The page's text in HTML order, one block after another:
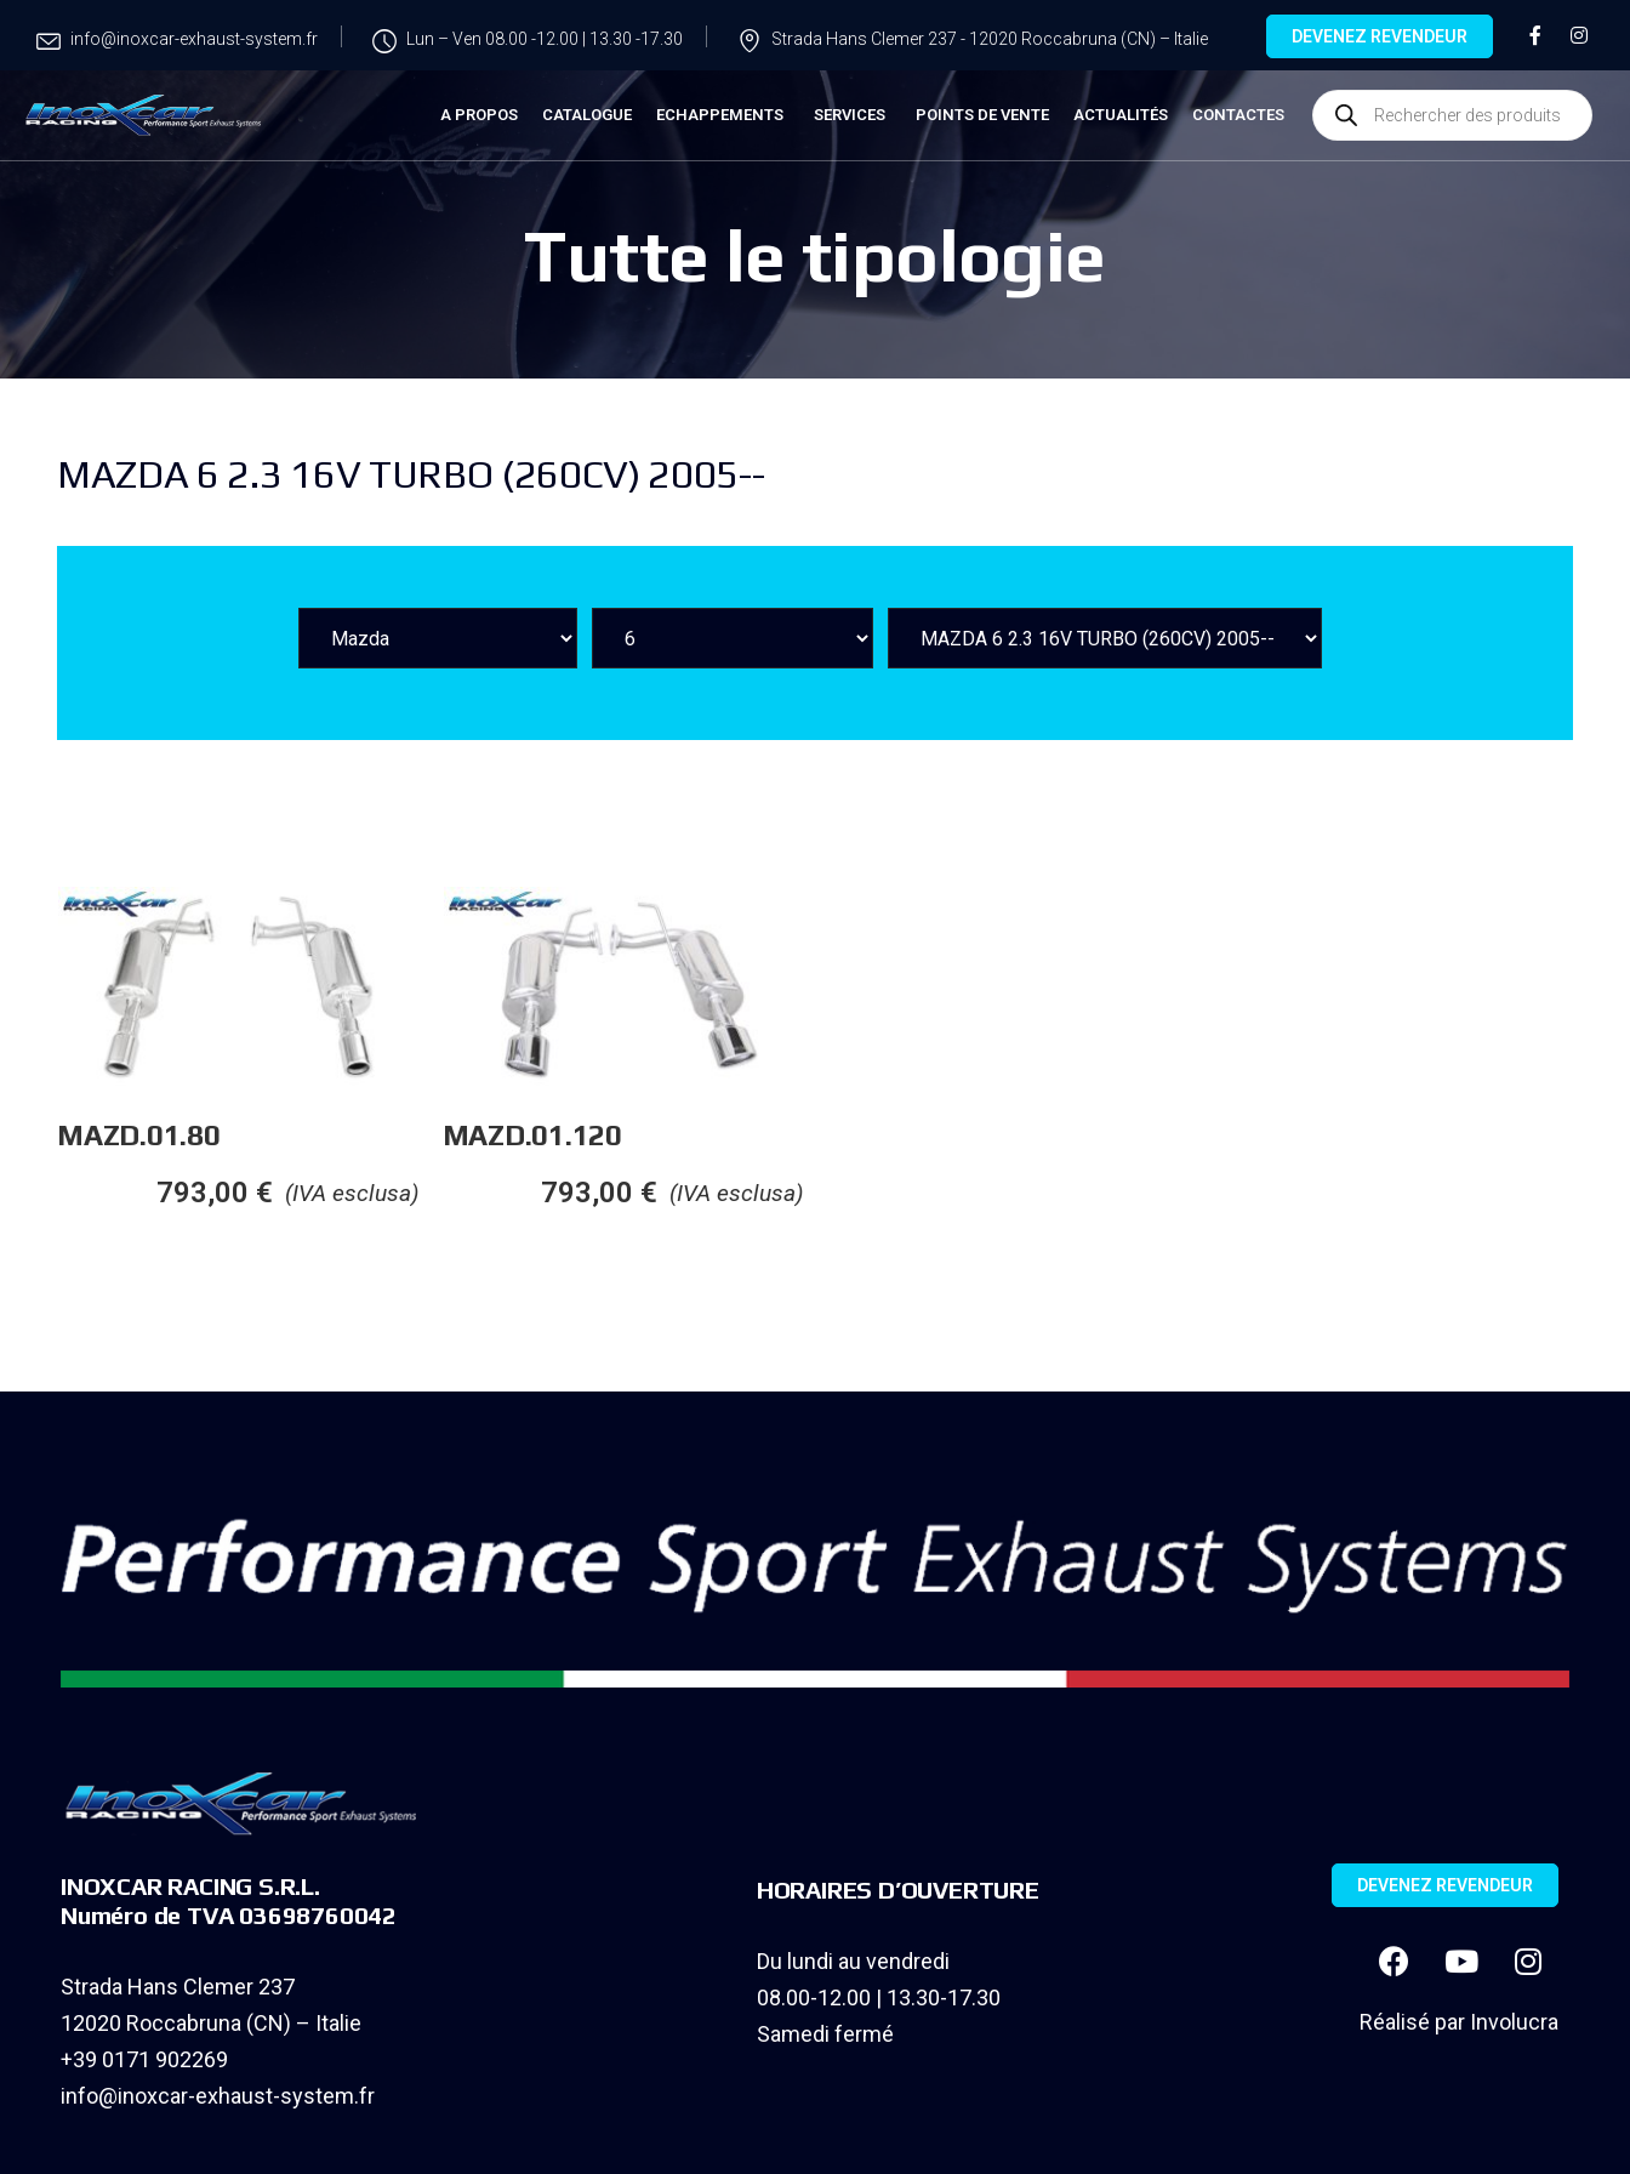
info@inoxcar-exhaust-system.fr Lun – Ven 08.00 -12.00 | 13.30 -17.30 Strada Hans Clemer 237 - 12020 Roccabruna (CN) – Italie DEVENEZ REVENDEUR
A PROPOS CATALOGUE ECHAPPEMENTS SERVICES POINTS DE VENTE ACTUALITÉS CONTACTES
Tutte le tipologie
MAZDA 6 2.3 16V TURBO (260CV) 2005--
MAZD.01.80
(IVA esclusa)
793,00 €
MAZD.01.120
(IVA esclusa)
793,00 €
INOXCAR RACING S.R.L.
Numéro de TVA 03698760042
Strada Hans Clemer 237
12020 Roccabruna (CN) – Italie
+39 0171 902269
info@inoxcar-exhaust-system.fr
HORAIRES D’OUVERTURE
Du lundi au vendredi
08.00-12.00 | 13.30-17.30
Samedi fermé
DEVENEZ REVENDEUR
Réalisé par Involucra